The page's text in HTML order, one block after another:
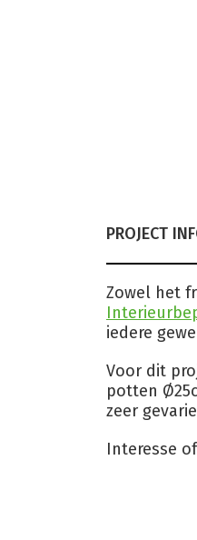
PROJECT
Zowel het
iedere
Voor dit
potten
zeer
Interesse